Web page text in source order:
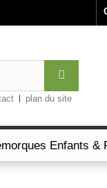
plan du site
Enfants &